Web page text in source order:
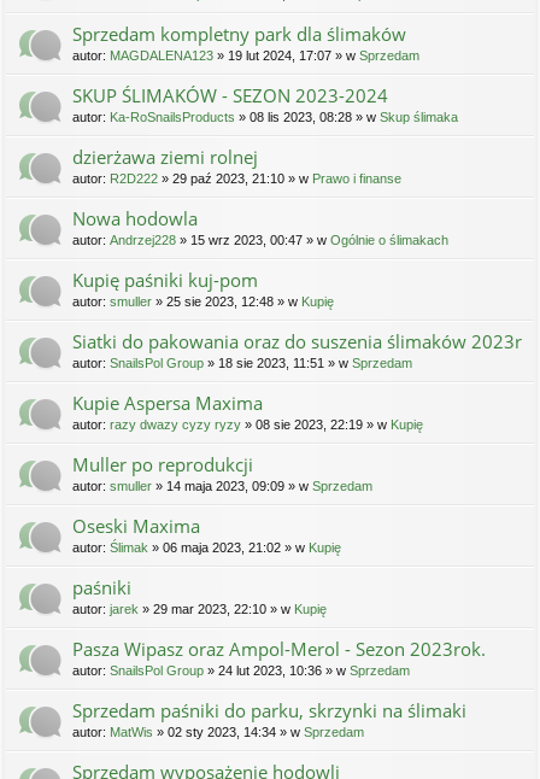
Sprzedam kompletny park dla ślimaków
autor: MAGDALENA123 » 19 lut 2024, 17:07 » w Sprzedam
SKUP ŚLIMAKÓW - SEZON 2023-2024
autor: Ka-RoSnailsProducts » 08 lis 2023, 08:28 » w Skup ślimaka
dzierżawa ziemi rolnej
autor: R2D222 » 29 paź 2023, 21:10 » w Prawo i finanse
Nowa hodowla
autor: Andrzej228 » 15 wrz 2023, 00:47 » w Ogólnie o ślimakach
Kupię paśniki kuj-pom
autor: smuller » 25 sie 2023, 12:48 » w Kupię
Siatki do pakowania oraz do suszenia ślimaków 2023r
autor: SnailsPol Group » 18 sie 2023, 11:51 » w Sprzedam
Kupie Aspersa Maxima
autor: razy dwazy cyzy ryzy » 08 sie 2023, 22:19 » w Kupię
Muller po reprodukcji
autor: smuller » 14 maja 2023, 09:09 » w Sprzedam
Oseski Maxima
autor: Ślimak » 06 maja 2023, 21:02 » w Kupię
paśniki
autor: jarek » 29 mar 2023, 22:10 » w Kupię
Pasza Wipasz oraz Ampol-Merol - Sezon 2023rok.
autor: SnailsPol Group » 24 lut 2023, 10:36 » w Sprzedam
Sprzedam paśniki do parku, skrzynki na ślimaki
autor: MatWis » 02 sty 2023, 14:34 » w Sprzedam
Sprzedam wyposażenie hodowli